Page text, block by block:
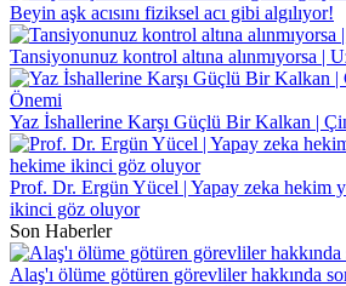
Beyin aşk acısını fiziksel acı gibi algılıyor!
Tansiyonunuz kontrol altına alınmıyorsa |
Yaz İshallerine Karşı Güçlü Bir Kalkan |
Prof. Dr. Ergün Yücel | Yapay zeka hekim
ikinci göz oluyor
Son Haberler
Alaş'ı ölüme götüren görevliler hakkında